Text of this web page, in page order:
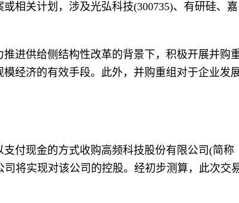
相关计划，涉及光弘科技(300735)、有研硅、嘉
进供给侧结构性改革的背景下，积极开展并购
经济的有效手段。此外，并购重组对于企业发
付现金的方式收购高频科技股份有限公司(简称
司将实现对该公司的控股。经初步测算，此次交